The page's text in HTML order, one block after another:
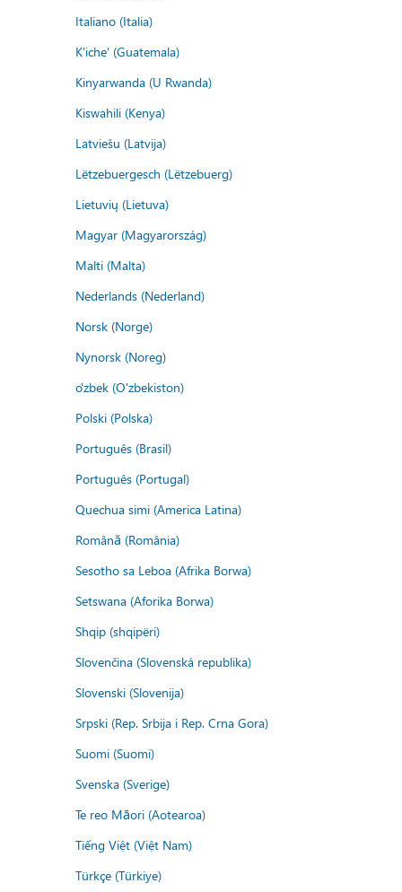
Italiano (Italia)
K'iche' (Guatemala)
Kinyarwanda (U Rwanda)
Kiswahili (Kenya)
Latviešu (Latvija)
Lëtzebuergesch (Lëtzebuerg)
Lietuvių (Lietuva)
Magyar (Magyarország)
Malti (Malta)
Nederlands (Nederland)
Norsk (Norge)
Nynorsk (Noreg)
o'zbek (O'zbekiston)
Polski (Polska)
Português (Brasil)
Português (Portugal)
Quechua simi (America Latina)
Română (România)
Sesotho sa Leboa (Afrika Borwa)
Setswana (Aforika Borwa)
Shqip (shqipëri)
Slovenčina (Slovenská republika)
Slovenski (Slovenija)
Srpski (Rep. Srbija i Rep. Crna Gora)
Suomi (Suomi)
Svenska (Sverige)
Te reo Māori (Aotearoa)
Tiếng Việt (Việt Nam)
Türkçe (Türkiye)